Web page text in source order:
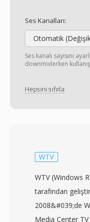
Ses Kanalları:
Otomatik
Ses kanalı sayısını
downmixlerken
Hepsini sıfırla
WTV
WTV (Windows
tarafından
2008&#039;de
Media Center